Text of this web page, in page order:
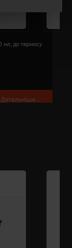
мл, до термосу
Детальніше...